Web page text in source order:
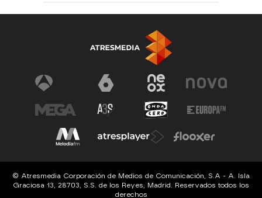
© Atresmedia Corporación de Medios de Comunicación, S.A - A. Isla
Graciosa 13, 28703, S.S. de los Reyes, Madrid. Reservados todos los
derechos